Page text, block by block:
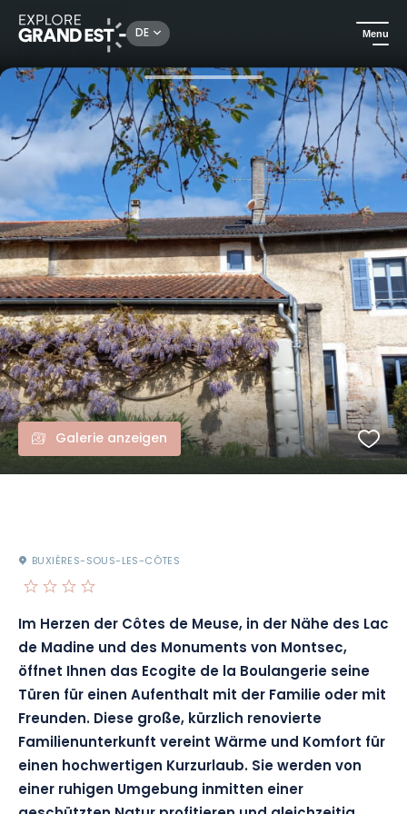
DE Menu
Sehenswertes in der Region Grand Est Ökogîte de la Boulangerie
Galerie anzeigen
BUXIÈRES-SOUS-LES-CÔTES
Im Herzen der Côtes de Meuse, in der Nähe des Lac
de Madine und des Monuments von Montsec,
öffnet Ihnen das Ecogite de la Boulangerie seine
Türen für einen Aufenthalt mit der Familie oder mit
Freunden. Diese große, kürzlich renovierte
Familienunterkunft vereint Wärme und Komfort für
einen hochwertigen Kurzurlaub. Sie werden von
einer ruhigen Umgebung inmitten einer